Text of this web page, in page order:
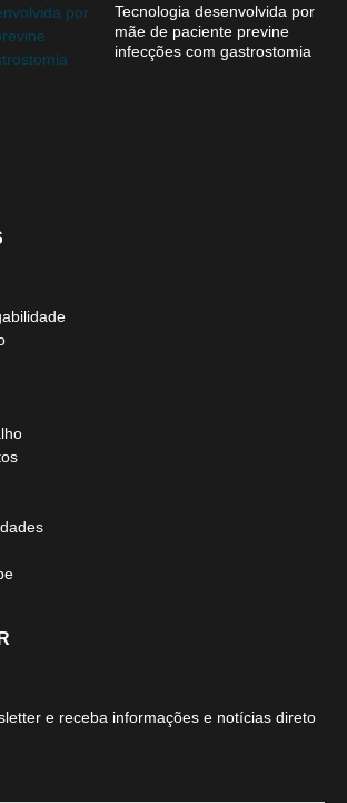
Tecnologia desenvolvida por
mãe de paciente previne
infecções com gastrostomia
e receba informações e notícias direto